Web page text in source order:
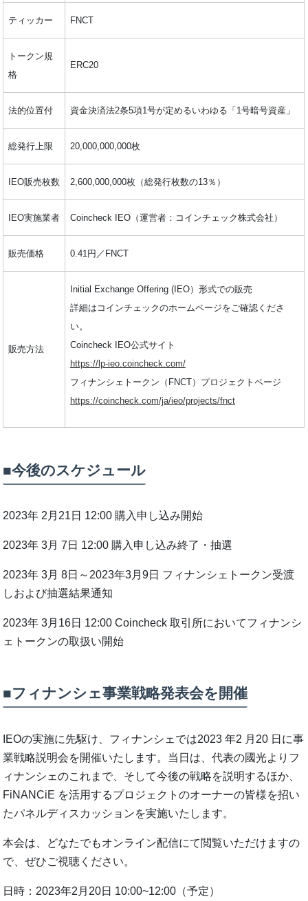
ティッカー FNCT
トークン規
格
ERC20
法的位置付 資⾦決済法2条5項1号が定めるいわゆる「1号暗号資産」
総発行上限 20,000,000,000枚
IEO販売枚数 2,600,000,000枚（総発行枚数の13％）
IEO実施業者 Coincheck IEO（運営者：コインチェック株式会社）
販売価格 0.41円／FNCT
販売方法
Initial Exchange Offering (IEO）形式での販売
詳細はコインチェックのホームページをご確認くださ
い。
Coincheck IEO公式サイト
https://lp-ieo.coincheck.com/
フィナンシェトークン（FNCT）プロジェクトページ
https://coincheck.com/ja/ieo/projects/fnct
■今後のスケジュール
2023年 2月21日 12:00 購入申し込み開始
2023年 3月 7日 12:00 購入申し込み終了・抽選
2023年 3月 8日～2023年3月9日 フィナンシェトークン受渡
しおよび抽選結果通知
2023年 3月16日 12:00 Coincheck 取引所においてフィナンシ
ェトークンの取扱い開始
■フィナンシェ事業戦略発表会を開催
IEOの実施に先駆け、フィナンシェでは2023 年2 月20 日に事
業戦略説明会を開催いたします。当日は、代表の國光よりフ
ィナンシェのこれまで、そして今後の戦略を説明するほか、
FiNANCiE を活用するプロジェクトのオーナーの皆様を招い
たパネルディスカッションを実施いたします。
本会は、どなたでもオンライン配信にて閲覧いただけますの
で、ぜひご視聴ください。
日時：2023年2月20日 10:00~12:00（予定）